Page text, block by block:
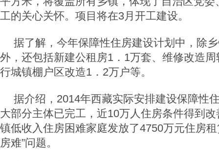
工的关心关怀。项目将在3月开工建设。
据了解，今年保障性住房建设计划中，除
外，还包括新建公租房1．1万套、维修改造
行城镇棚户区改造1．2万户等。
据介绍，2014年西藏实际安排建设保障性
大部分主体已完工，近10万人住房条件得到
镇低收入住房困难家庭发放了4750万元住房
房难”问题。